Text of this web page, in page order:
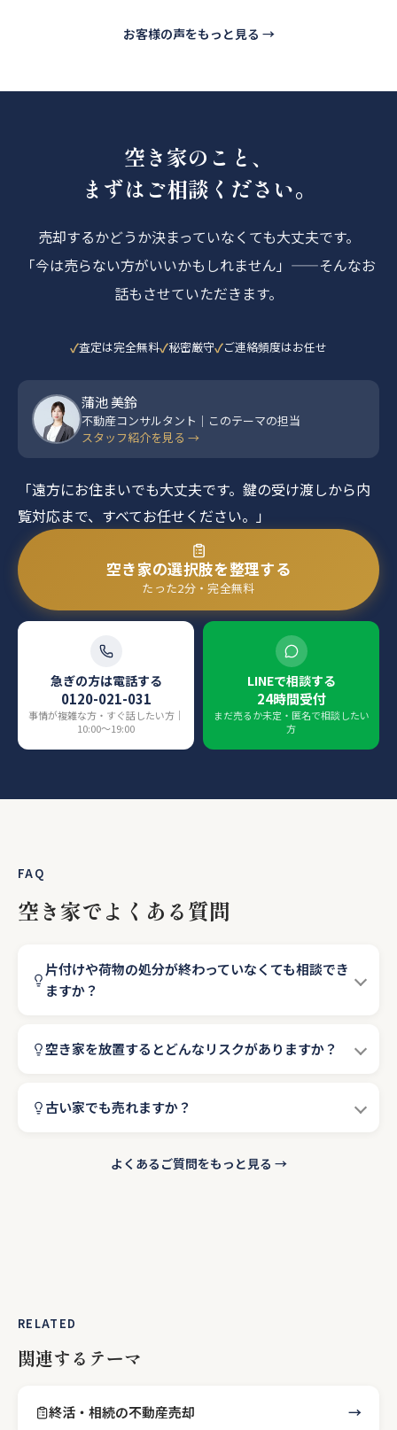
お客様の声をもっと見る →
空き家のこと、
まずはご相談ください。
売却するかどうか決まっていなくても大丈夫です。
「今は売らない方がいいかもしれません」——そんなお
話もさせていただきます。
査定は完全無料 秘密厳守 ご連絡頻度はお任せ
蒲池 美鈴
不動産コンサルタント｜このテーマの担当
スタッフ紹介を見る →
「遠方にお住まいでも大丈夫です。鍵の受け渡しから内
覧対応まで、すべてお任せください。」
空き家の選択肢を整理する
たった2分・完全無料
急ぎの方は電話する
0120-021-031
事情が複雑な方・すぐ話したい方｜
10:00〜19:00
LINEで相談する
24時間受付
まだ売るか未定・匿名で相談したい
方
FAQ
空き家でよくある質問
片付けや荷物の処分が終わっていなくても相談でき
ますか？
空き家を放置するとどんなリスクがありますか？
古い家でも売れますか？
よくあるご質問をもっと見る →
RELATED
関連するテーマ
終活・相続の不動産売却